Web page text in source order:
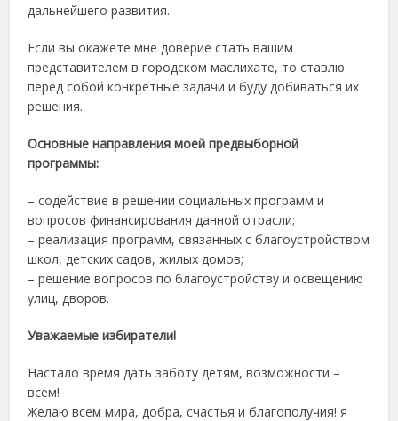
дальнейшего развития.
Если вы окажете мне доверие стать вашим
представителем в городском маслихате, то ставлю
перед собой конкретные задачи и буду добиваться их
решения.
Основные направления моей предвыборной
программы:
– содействие в решении социальных программ и
вопросов финансирования данной отрасли;
– реализация программ, связанных с благоустройством
школ, детских садов, жилых домов;
– решение вопросов по благоустройству и освещению
улиц, дворов.
Уважаемые избиратели!
Настало время дать заботу детям, возможности –
всем!
Желаю всем мира, добра, счастья и благополучия! я